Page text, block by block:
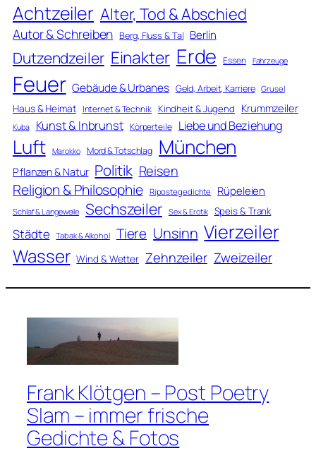
Achtzeiler Alter, Tod & Abschied
Autor & Schreiben Berg, Fluss & Tal Berlin
Dutzendzeiler Einakter Erde Essen Fahrzeuge
Feuer Gebäude & Urbanes Geld, Arbeit, Karriere Grusel
Haus & Heimat Internet & Technik Kindheit & Jugend Krummzeiler
Kuba Kunst & Inbrunst Körperteile Liebe und Beziehung
Luft Marokko Mord & Totschlag München
Pflanzen & Natur Politik Reisen
Religion & Philosophie Ripostegedichte Rüpeleien
Schlaf & Langeweile Sechszeiler Sex & Erotik Speis & Trank
Städte Tabak & Alkohol Tiere Unsinn Vierzeiler
Wasser Wind & Wetter Zehnzeiler Zweizeiler
Frank Klötgen – Post Poetry
Slam – immer frische
Gedichte & Fotos